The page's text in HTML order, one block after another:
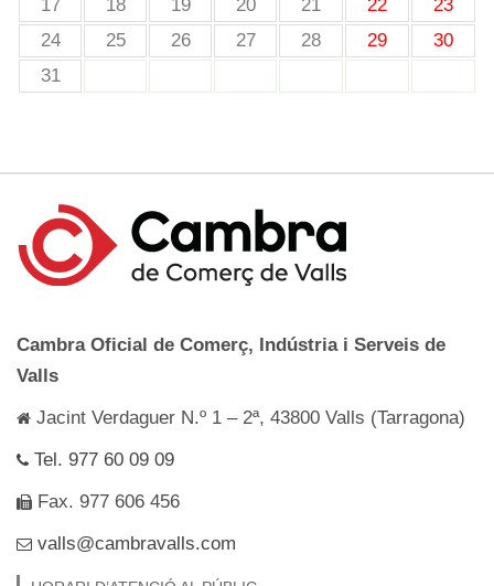
17
18 19 20 21 22
23
24
25 26 27 28 29
30
31
Cambra Oficial de Comerç, Indústria i Serveis de
Valls
Jacint Verdaguer N.º 1 – 2ª, 43800 Valls (Tarragona)
Tel. 977 60 09 09
Fax. 977 606 456
valls@cambravalls.com